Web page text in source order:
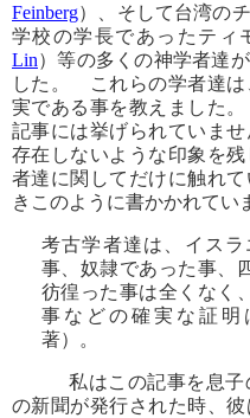
Feinberg）、そして台湾の
学校の学長であったティ
Lin）等の多くの神学者達
した。 これらの学者達は
実である事を教えました
記事には挙げられていま
存在しないような印象を
者達に関してだけに触れ
きこのように書かかれてい
考古学者達は、イス
事、奴隷であった事、
彷徨った事は全くなく
事などの確実な証明
著）。
私はこの記事を息
の新聞が発行された時、